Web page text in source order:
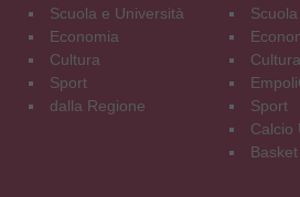
Scuola e Università
Economia
Cultura
Sport
dalla Regione
Cultura
Sport
Calcio
Basket